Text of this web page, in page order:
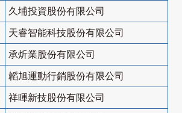
久埔投資股份有限公司
天睿智能科技股份有限公司
承炘業股份有限公司
韜旭運動行銷股份有限公司
祥暉新技股份有限公司